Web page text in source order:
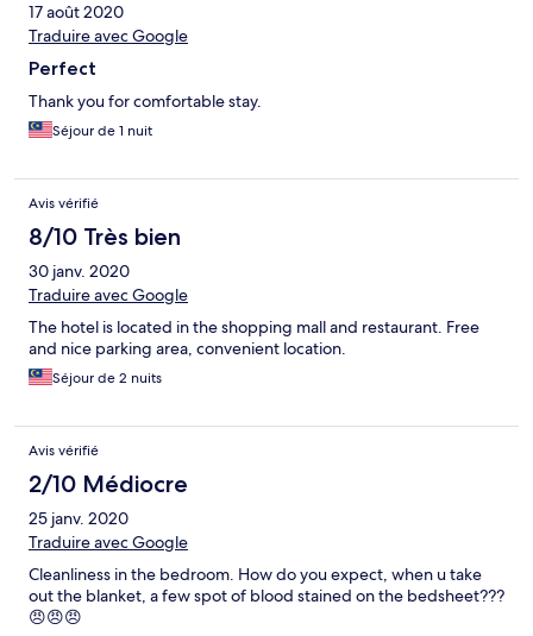
17 août 2020
Traduire avec Google
Perfect
Thank you for comfortable stay.
Séjour de 1 nuit
Avis vérifié
8/10 Très bien
30 janv. 2020
Traduire avec Google
The hotel is located in the shopping mall and restaurant. Free
and nice parking area, convenient location.
Séjour de 2 nuits
Avis vérifié
2/10 Médiocre
25 janv. 2020
Traduire avec Google
Cleanliness in the bedroom. How do you expect, when u take
out the blanket, a few spot of blood stained on the bedsheet???
😠😠😠